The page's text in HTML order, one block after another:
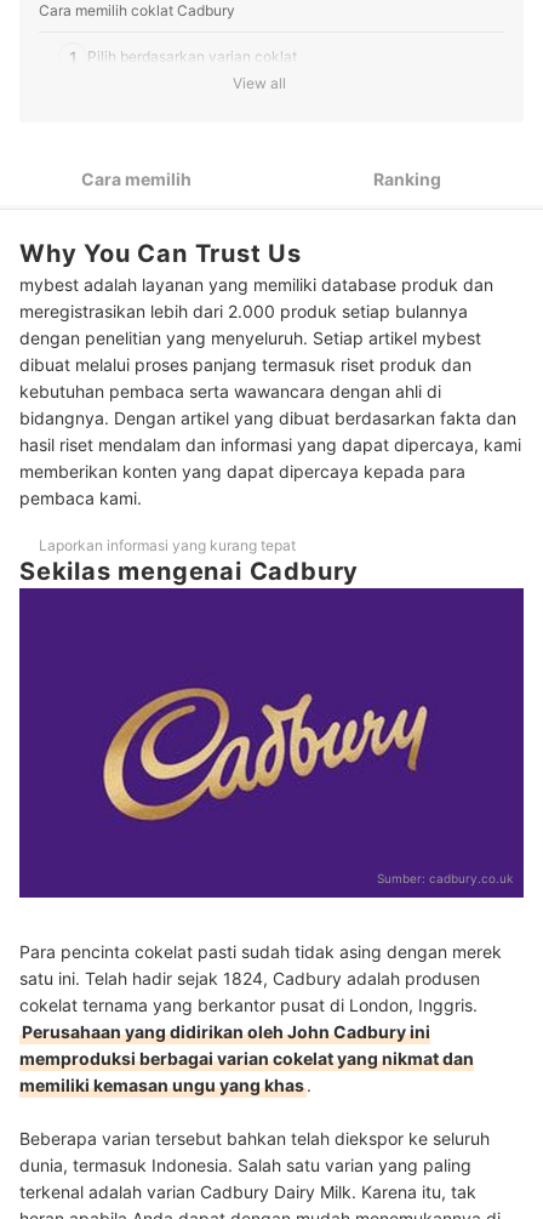
Cara memilih coklat Cadbury
1 Pilih berdasarkan varian coklat
10 Rekomendasi coklat Cadbury terbaik
Baca juga rekomendasi olahan coklat lainnya di sini
Kesimpulan
View all
Cara memilih Ranking
Why You Can Trust Us
mybest adalah layanan yang memiliki database produk dan
meregistrasikan lebih dari 2.000 produk setiap bulannya
dengan penelitian yang menyeluruh. Setiap artikel mybest
dibuat melalui proses panjang termasuk riset produk dan
kebutuhan pembaca serta wawancara dengan ahli di
bidangnya. Dengan artikel yang dibuat berdasarkan fakta dan
hasil riset mendalam dan informasi yang dapat dipercaya, kami
memberikan konten yang dapat dipercaya kepada para
pembaca kami.
Laporkan informasi yang kurang tepat
Sekilas mengenai Cadbury
Sumber: cadbury.co.uk
Para pencinta cokelat pasti sudah tidak asing dengan merek
satu ini. Telah hadir sejak 1824, Cadbury adalah produsen
cokelat ternama yang berkantor pusat di London, Inggris.
Perusahaan yang didirikan oleh John Cadbury ini
memproduksi berbagai varian cokelat yang nikmat dan
memiliki kemasan ungu yang khas.
Beberapa varian tersebut bahkan telah diekspor ke seluruh
dunia, termasuk Indonesia. Salah satu varian yang paling
terkenal adalah varian Cadbury Dairy Milk. Karena itu, tak